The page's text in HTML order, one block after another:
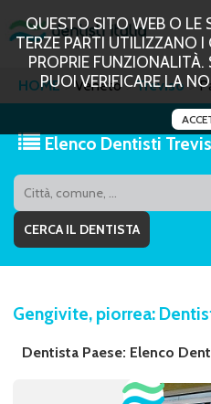
QUESTO SITO WEB O LE
TERZE PARTI UTILIZZANO I
PROPRIE FUNZIONALITÀ.
PUOI VERIFICARE LA
HOME Veneto Treviso
Elenco Dentisti
Gengivite, piorrea:
Dentista Paese: Elenco